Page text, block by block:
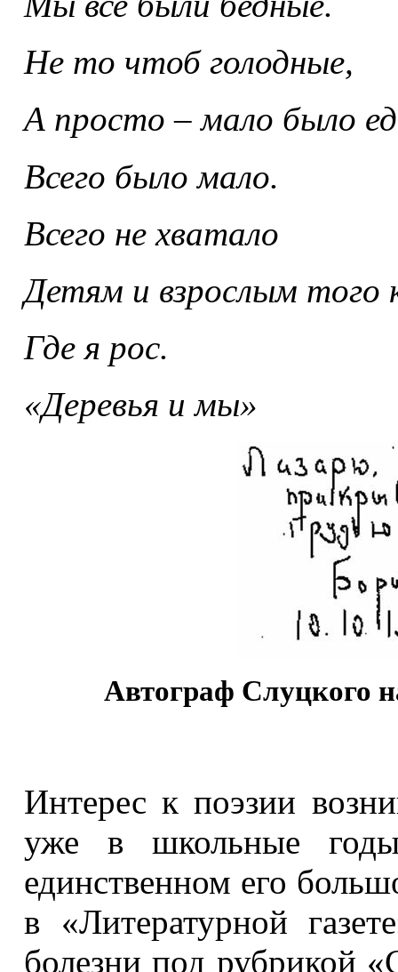
Не то чтоб голодные,
А просто – мало было
Всего было мало.
Всего не хватало
Детям и взрослым того
Где я рос.
«Деревья и мы»
Автограф Слуцкого
Интерес к поэзии
уже в школьные
единственном его
в «Литературной
болезни под рубрикой